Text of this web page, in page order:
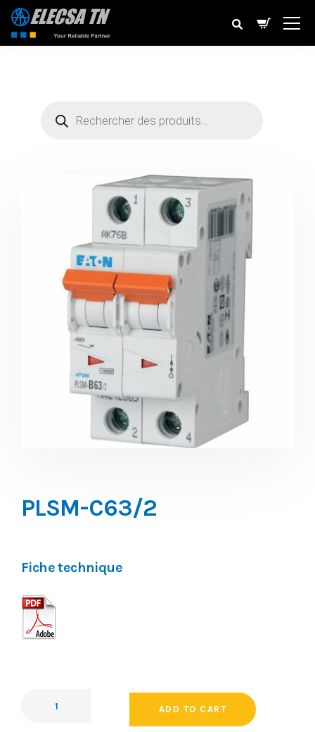
PLSM-C63/2
Fiche technique
ADD TO CART